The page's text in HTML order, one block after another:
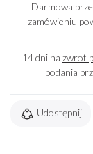
Darmowa
zamówieniu
14 dni na zwrot
podania
Udostępnij